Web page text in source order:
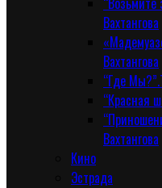
Вахтангова
Вахтангова
“Где
“Красная
Вахтангова
Кино
Эстрада